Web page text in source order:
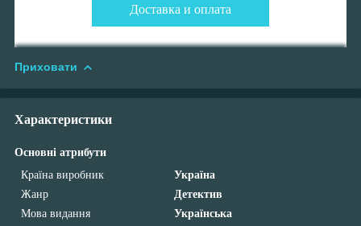
Доставка и оплата
Приховати
Характеристики
Основні атрибути
Країна виробник
Україна
Жанр
Детектив
Мова видання
Українська